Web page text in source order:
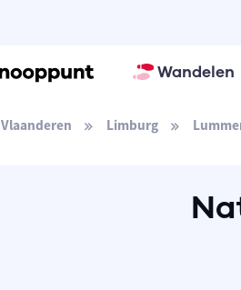
Wandelen
Vlaanderen Limburg